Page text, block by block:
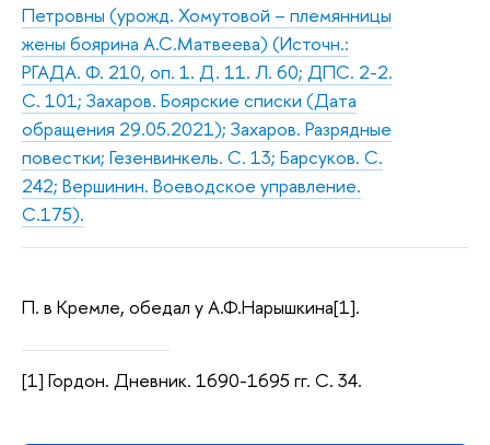
Петровны (урожд. Хомутовой – племянницы
жены боярина А.С.Матвеева) (Источн.:
РГАДА. Ф. 210, оп. 1. Д. 11. Л. 60; ДПС. 2-2.
С. 101; Захаров. Боярские списки (Дата
обращения 29.05.2021); Захаров. Разрядные
повестки; Гезенвинкель. С. 13; Барсуков. С.
242; Вершинин. Воеводское управление.
С.175).
П. в Кремле, обедал у А.Ф.Нарышкина[1].
[1] Гордон. Дневник. 1690-1695 гг. С. 34.